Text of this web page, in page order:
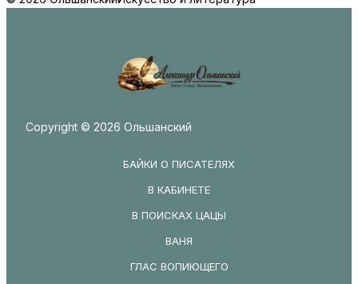
Copyright © 2026 Ольшанский
БАЙКИ О ПИСАТЕЛЯХ
В КАБИНЕТЕ
В ПОИСКАХ ЦАЦЫ
ВАНЯ
ГЛАС ВОПИЮЩЕГО